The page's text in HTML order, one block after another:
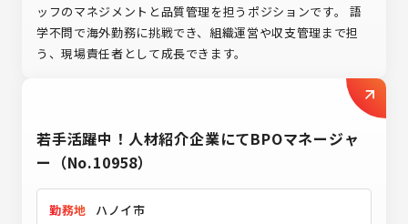
ッフのマネジメントと品質管理を担うポジションです。 語
学不問で海外勤務に挑戦でき、組織運営や収支管理まで担
う、現場責任者として成長できます。
若手活躍中！人材紹介企業にてBPOマネージャ
ー（No.10958）
勤務地
ハノイ市